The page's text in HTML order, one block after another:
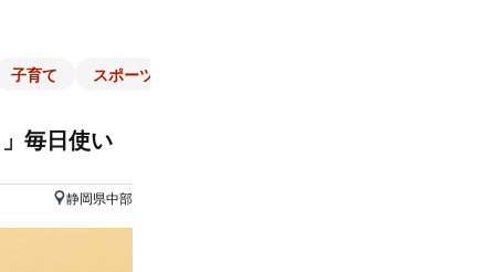
子育て スポーツ
毎日使い
静岡県中部